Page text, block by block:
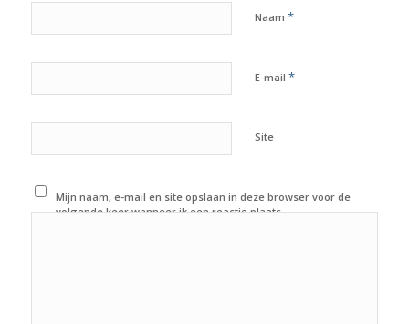
Naam *
E-mail *
Site
Mijn naam, e-mail en site opslaan in deze browser voor de
volgende keer wanneer ik een reactie plaats.